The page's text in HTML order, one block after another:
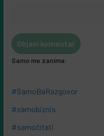
Samo me zanima:
#SamoBaRazgovor
#samobiznis
#samočitati